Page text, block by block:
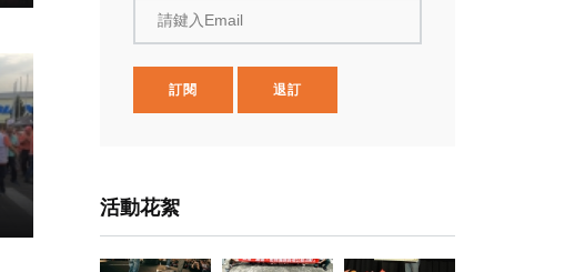
請鍵入Email
訂閱 退訂
活動花絮